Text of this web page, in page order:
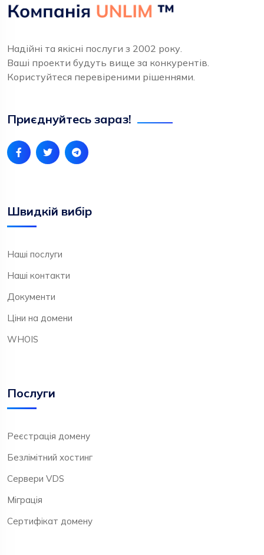
Надійні та якісні послуги з 2002 року.
Ваші проекти будуть вище за конкурентів.
Користуйтеся перевіреними рішеннями.
Приєднуйтесь зараз!
Швидкій вибір
Наші послуги
Наші контакти
Документи
Ціни на домени
WHOIS
Послуги
Реєстрація домену
Безлімітний хостинг
Сервери VDS
Міграція
Сертифікат домену